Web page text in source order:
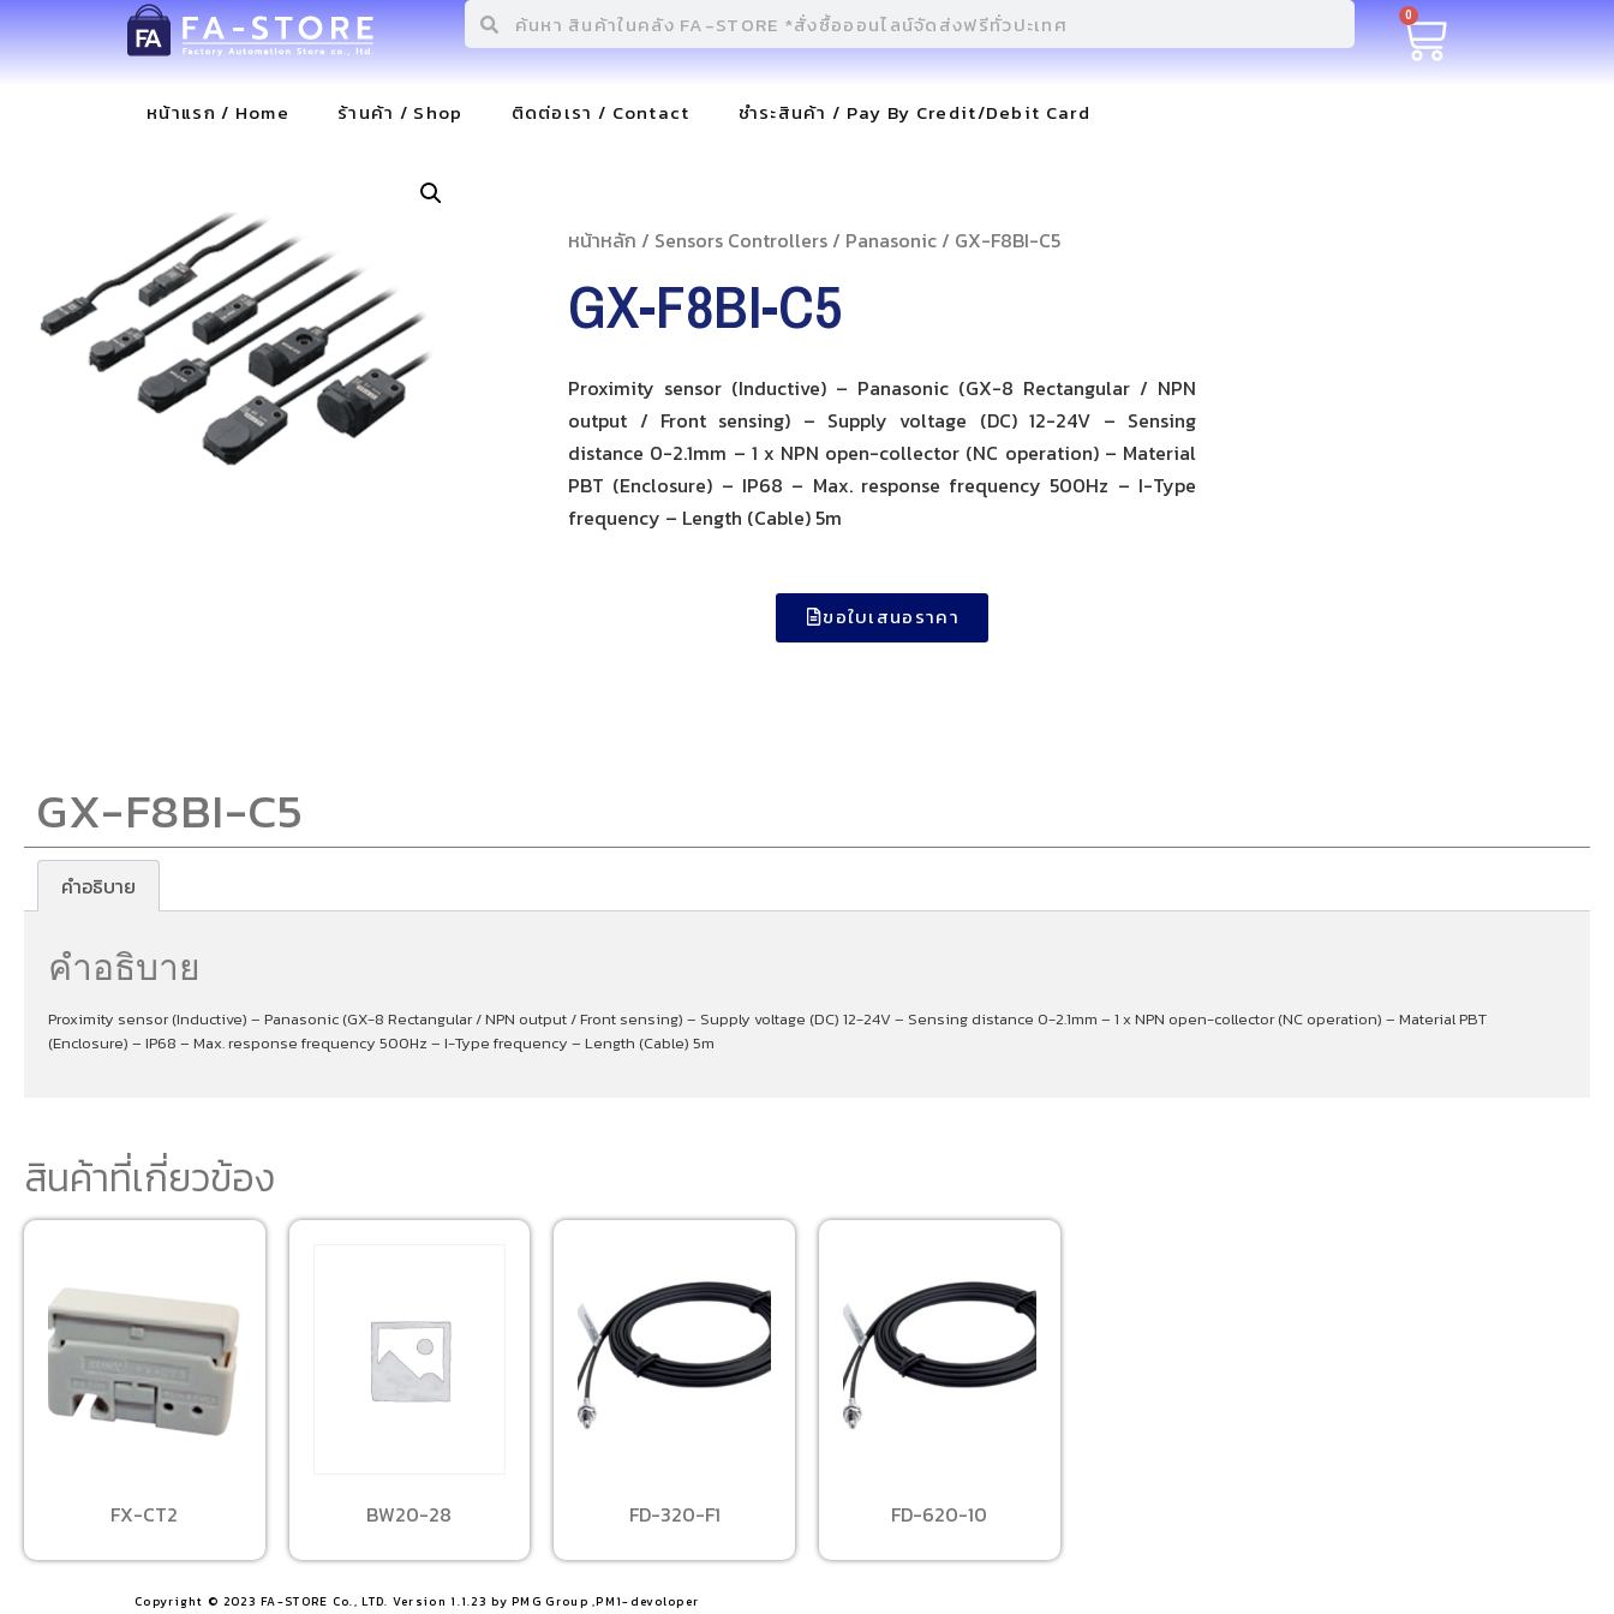
0
หน้าแรก / Home ร้านค้า / Shop ติดต่อเรา / Contact ชำระสินค้า / Pay By Credit/Debit Card
หน้าหลัก / Sensors Controllers / Panasonic / GX-F8BI-C5
GX-F8BI-C5
Proximity sensor (Inductive) – Panasonic (GX-8 Rectangular / NPN
output / Front sensing) – Supply voltage (DC) 12-24V – Sensing
distance 0-2.1mm – 1 x NPN open-collector (NC operation) – Material
PBT (Enclosure) – IP68 – Max. response frequency 500Hz – I-Type
frequency – Length (Cable) 5m
ขอใบเสนอราคา
GX-F8BI-C5
คำอธิบาย
คำอธิบาย
Proximity sensor (Inductive) – Panasonic (GX-8 Rectangular / NPN output / Front sensing) – Supply voltage (DC) 12-24V – Sensing distance 0-2.1mm – 1 x NPN open-collector (NC operation) – Material PBT
(Enclosure) – IP68 – Max. response frequency 500Hz – I-Type frequency – Length (Cable) 5m
สินค้าที่เกี่ยวข้อง
FX-CT2 BW20-28 FD-320-F1 FD-620-10
Copyright © 2023 FA-STORE Co., LTD. Version 1.1.23 by PMG Group ,PM1-devoloper​